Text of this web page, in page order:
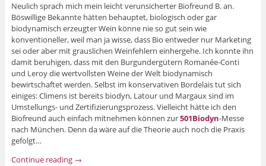
Neulich sprach mich mein leicht verunsicherter Biofreund B. an.
Böswillige Bekannte hätten behauptet, biologisch oder gar
biodynamisch erzeugter Wein könne nie so gut sein wie
konventioneller, weil man ja wisse, dass Bio entweder nur Marketing
sei oder aber mit grauslichen Weinfehlern einhergehe. Ich konnte ihn
damit beruhigen, dass mit den Burgundergütern Romanée-Conti
und Leroy die wertvollsten Weine der Welt biodynamisch
bewirtschaftet werden. Selbst im konservativen Bordelais tut sich
einiges: Climens ist bereits biodyn, Latour und Margaux sind im
Umstellungs- und Zertifizierungsprozess. Vielleicht hätte ich den
Biofreund auch einfach mitnehmen können zur501Biodyn-Messe
nach München. Denn da wäre auf die Theorie auch noch die Praxis
gefolgt…
Continue reading →